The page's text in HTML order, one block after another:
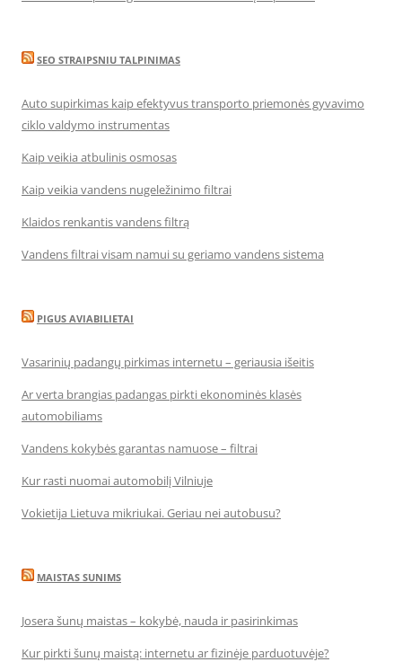
SEO STRAIPSNIU TALPINIMAS
Auto supirkimas kaip efektyvus transporto priemonės gyvavimo
ciklo valdymo instrumentas
Kaip veikia atbulinis osmosas
Kaip veikia vandens nugeležinimo filtrai
Klaidos renkantis vandens filtrą
Vandens filtrai visam namui su geriamo vandens sistema
PIGUS AVIABILIETAI
Vasarinių padangų pirkimas internetu – geriausia išeitis
Ar verta brangias padangas pirkti ekonominės klasės
automobiliams
Vandens kokybės garantas namuose – filtrai
Kur rasti nuomai automobilį Vilniuje
Vokietija Lietuva mikriukai. Geriau nei autobusu?
MAISTAS SUNIMS
Josera šunų maistas – kokybė, nauda ir pasirinkimas
Kur pirkti šunų maistą: internetu ar fizinėje parduotuvėje?